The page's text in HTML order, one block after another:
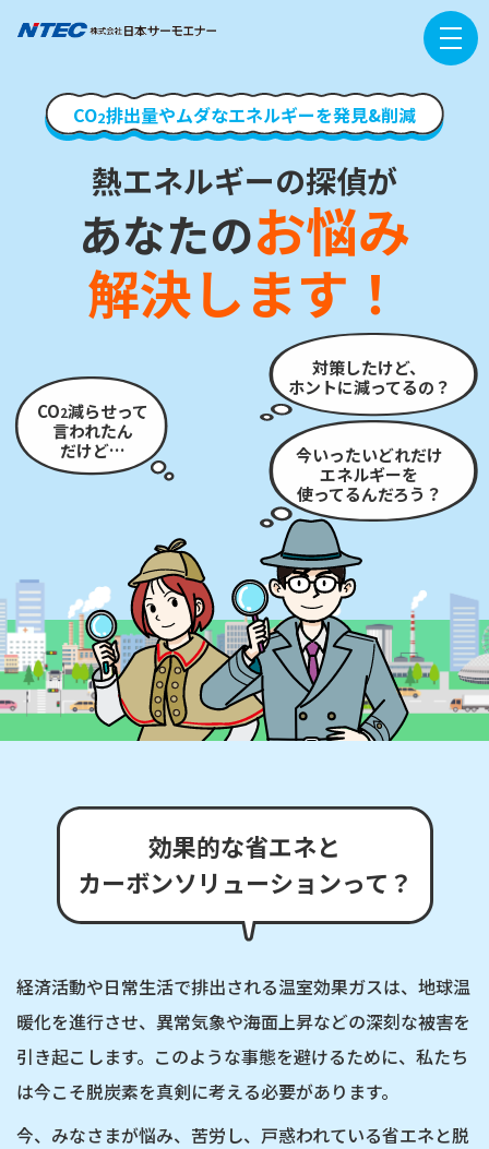
CO2排出量やムダなエネルギーを発見&削減
熱エネルギーの探偵が
あなたのお悩み
解決します！
CO2減らせって
言われたん
だけど…
対策したけど、
ホントに減ってるの？
今いったいどれだけ
エネルギーを
使ってるんだろう？
効果的な省エネと
カーボンソリ ューションって ？
経済活動や日常生活で排出される温室効果ガスは、地球温
暖化を進行させ、 異常気象や海面上昇などの深刻な被害を
引き起こします。 このような事態を避けるために、私たち
は今こそ脱炭素を真剣に考える必要があります。
今、みなさまが悩み、苦労し、戸惑われている省エネと脱